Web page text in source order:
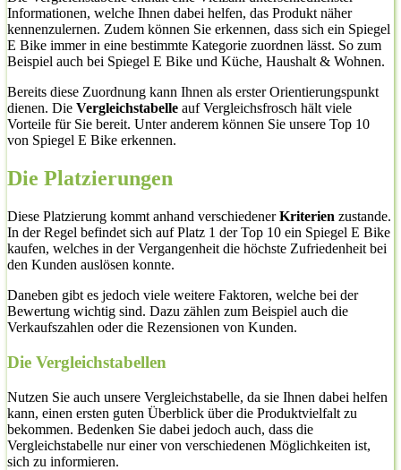
Informationen, welche Ihnen dabei helfen, das Produkt näher
kennenzulernen. Zudem können Sie erkennen, dass sich ein Spiegel
E Bike immer in eine bestimmte Kategorie zuordnen lässt. So zum
Beispiel auch bei Spiegel E Bike und Küche, Haushalt & Wohnen.
Bereits diese Zuordnung kann Ihnen als erster Orientierungspunkt
dienen. Die Vergleichstabelle auf Vergleichsfrosch hält viele
Vorteile für Sie bereit. Unter anderem können Sie unsere Top 10
von Spiegel E Bike erkennen.
Die Platzierungen
Diese Platzierung kommt anhand verschiedenerKriterien zustande.
In der Regel befindet sich auf Platz 1 der Top 10 ein Spiegel E Bike
kaufen, welches in der Vergangenheit die höchste Zufriedenheit bei
den Kunden auslösen konnte.
Daneben gibt es jedoch viele weitere Faktoren, welche bei der
Bewertung wichtig sind. Dazu zählen zum Beispiel auch die
Verkaufszahlen oder die Rezensionen von Kunden.
Die Vergleichstabellen
Nutzen Sie auch unsere Vergleichstabelle, da sie Ihnen dabei helfen
kann, einen ersten guten Überblick über die Produktvielfalt zu
bekommen. Bedenken Sie dabei jedoch auch, dass die
Vergleichstabelle nur einer von verschiedenen Möglichkeiten ist,
sich zu informieren.